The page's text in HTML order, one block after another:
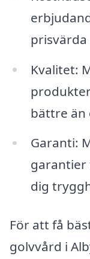
Kvalitet:
bättre än
Garanti:
garantier
dig
För att få
golvvård i